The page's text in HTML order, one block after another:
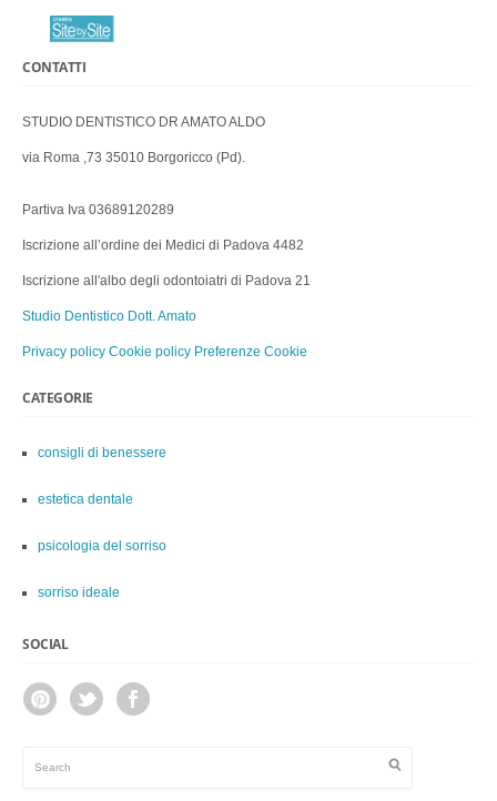
CONTATTI
STUDIO DENTISTICO DR AMATO ALDO
via Roma ,73 35010 Borgoricco (Pd).
Partiva Iva 03689120289
Iscrizione all’ordine dei Medici di Padova 4482
Iscrizione all'albo degli odontoiatri di Padova 21
Studio Dentistico Dott. Amato
Privacy policy Cookie policy Preferenze Cookie
CATEGORIE
consigli di benessere
estetica dentale
psicologia del sorriso
sorriso ideale
SOCIAL